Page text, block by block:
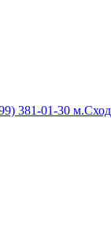
381-01-30